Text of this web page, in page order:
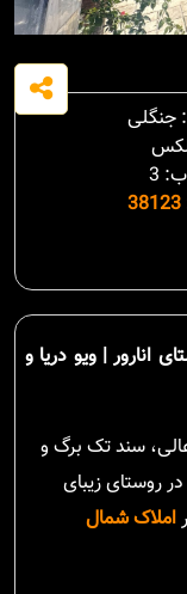
جنگلی
3
38123
انارور | ویو دریا و
سند تک برگ و
روستای زیبای
املاک شمال